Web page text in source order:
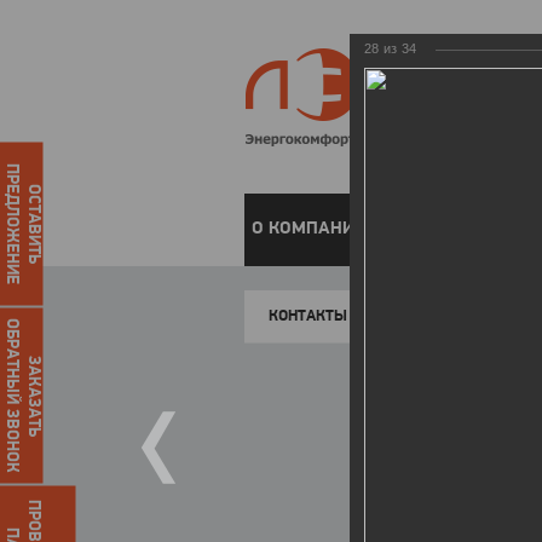
О КОМПАНИИ
КОНТАКТЫ
ОСТАВИТЬ
ПРЕДЛОЖЕНИЕ
ЗАКАЗАТЬ
ОБРАТНЫЙ ЗВОНОК
28 из 34